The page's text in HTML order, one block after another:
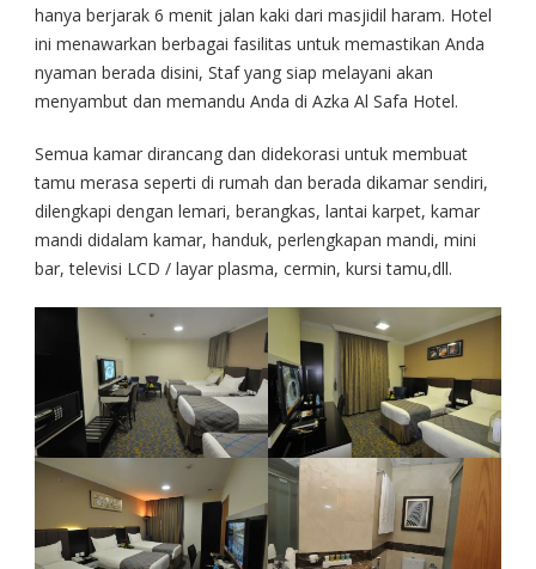
hanya berjarak 6 menit jalan kaki dari masjidil haram. Hotel
ini menawarkan berbagai fasilitas untuk memastikan Anda
nyaman berada disini, Staf yang siap melayani akan
menyambut dan memandu Anda di Azka Al Safa Hotel.
Semua kamar dirancang dan didekorasi untuk membuat
tamu merasa seperti di rumah dan berada dikamar sendiri,
dilengkapi dengan lemari, berangkas, lantai karpet, kamar
mandi didalam kamar, handuk, perlengkapan mandi, mini
bar, televisi LCD / layar plasma, cermin, kursi tamu,dll.